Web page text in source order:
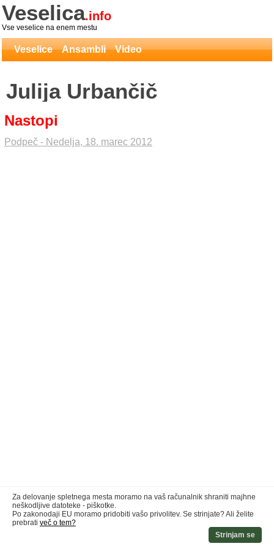
Veselica.info
Vse veselice na enem mestu
Veselice Ansambli Video
Julija Urbančič
Nastopi
Podpeč - Nedelja, 18. marec 2012
Za delovanje spletnega mesta moramo na vaš računalnik shraniti majhne
neškodljive datoteke - piškotke.
Po zakonodaji EU moramo pridobiti vašo privolitev. Se strinjate? Ali želite
prebrati več o tem?
Strinjam se